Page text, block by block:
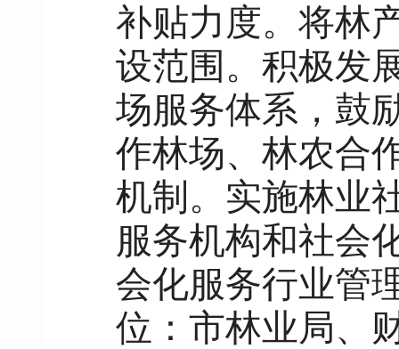
补贴力度。将林
设范围。积极发
场服务体系，鼓
作林场、林农合
机制。实施林业
服务机构和社会
会化服务行业管
位：市林业局、